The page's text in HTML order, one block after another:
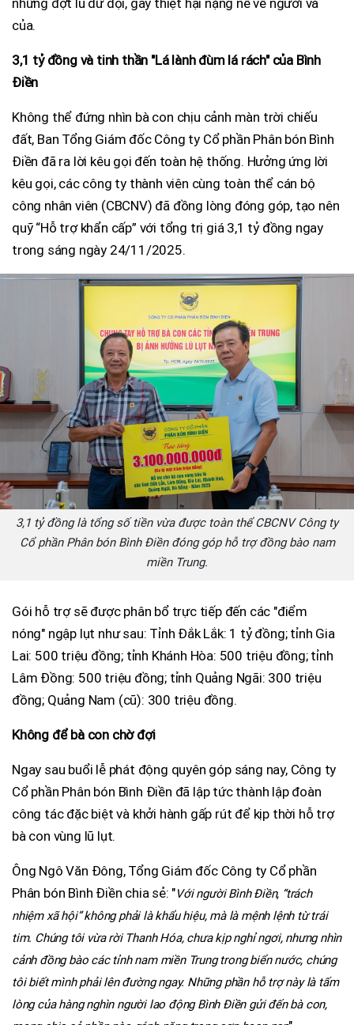
của.
3,1 tỷ đồng và tinh thần "Lá lành đùm lá rách" của Bình
Điền
Không thể đứng nhìn bà con chịu cảnh màn trời chiếu
đất, Ban Tổng Giám đốc Công ty Cổ phần Phân bón Bình
Điền đã ra lời kêu gọi đến toàn hệ thống. Hưởng ứng lời
kêu gọi, các công ty thành viên cùng toàn thể cán bộ
công nhân viên (CBCNV) đã đồng lòng đóng góp, tạo nên
quỹ “Hỗ trợ khẩn cấp” với tổng trị giá 3,1 tỷ đồng ngay
trong sáng ngày 24/11/2025.
3,1 tỷ đồng là tổng số tiền vừa được toàn thể CBCNV Công ty
Cổ phần Phân bón Bình Điền đóng góp hỗ trợ đồng bào nam
miền Trung.
Gói hỗ trợ sẽ được phân bổ trực tiếp đến các "điểm
nóng" ngập lụt như sau: Tỉnh Đắk Lắk: 1 tỷ đồng; tỉnh Gia
Lai: 500 triệu đồng; tỉnh Khánh Hòa: 500 triệu đồng; tỉnh
Lâm Đồng: 500 triệu đồng; tỉnh Quảng Ngãi: 300 triệu
đồng; Quảng Nam (cũ): 300 triệu đồng.
Không để bà con chờ đợi
Ngay sau buổi lễ phát động quyên góp sáng nay, Công ty
Cổ phần Phân bón Bình Điền đã lập tức thành lập đoàn
công tác đặc biệt và khởi hành gấp rút để kịp thời hỗ trợ
bà con vùng lũ lụt.
Ông Ngô Văn Đông, Tổng Giám đốc Công ty Cổ phần
Phân bón Bình Điền chia sẻ: "Với người Bình Điền, “trách
nhiệm xã hội” không phải là khẩu hiệu, mà là mệnh lệnh từ trái
tim. Chúng tôi vừa rời Thanh Hóa, chưa kịp nghỉ ngơi, nhưng nhìn
cảnh đồng bào các tỉnh nam miền Trung trong biển nước, chúng
tôi biết mình phải lên đường ngay. Những phần hỗ trợ này là tấm
lòng của hàng nghìn người lao động Bình Điền gửi đến bà con,